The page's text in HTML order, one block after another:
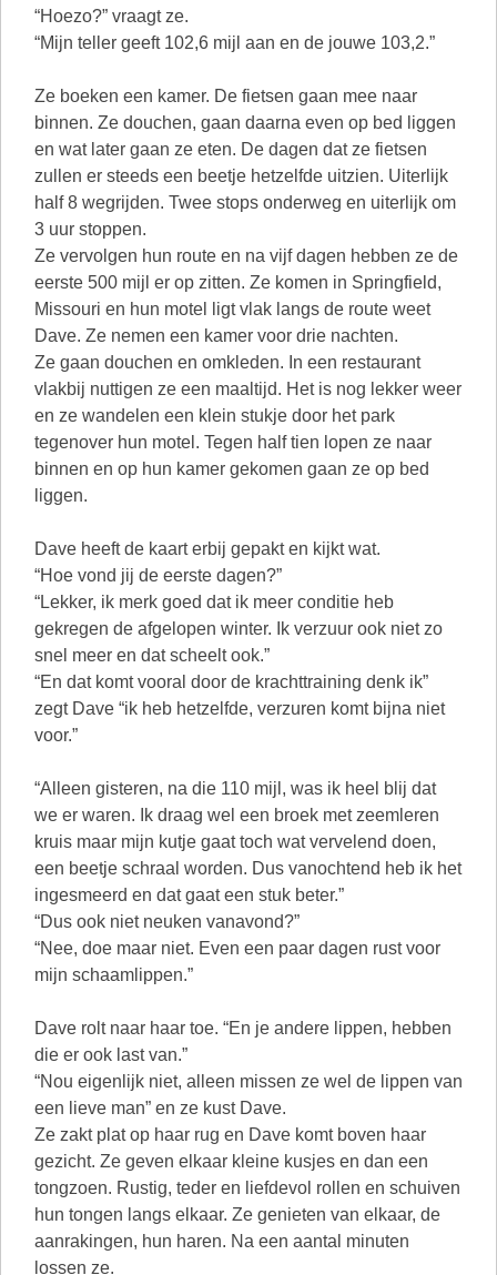
“Hoezo?” vraagt ze.
“Mijn teller geeft 102,6 mijl aan en de jouwe 103,2.”
Ze boeken een kamer. De fietsen gaan mee naar
binnen. Ze douchen, gaan daarna even op bed liggen
en wat later gaan ze eten. De dagen dat ze fietsen
zullen er steeds een beetje hetzelfde uitzien. Uiterlijk
half 8 wegrijden. Twee stops onderweg en uiterlijk om
3 uur stoppen.
Ze vervolgen hun route en na vijf dagen hebben ze de
eerste 500 mijl er op zitten. Ze komen in Springfield,
Missouri en hun motel ligt vlak langs de route weet
Dave. Ze nemen een kamer voor drie nachten.
Ze gaan douchen en omkleden. In een restaurant
vlakbij nuttigen ze een maaltijd. Het is nog lekker weer
en ze wandelen een klein stukje door het park
tegenover hun motel. Tegen half tien lopen ze naar
binnen en op hun kamer gekomen gaan ze op bed
liggen.
Dave heeft de kaart erbij gepakt en kijkt wat.
“Hoe vond jij de eerste dagen?”
“Lekker, ik merk goed dat ik meer conditie heb
gekregen de afgelopen winter. Ik verzuur ook niet zo
snel meer en dat scheelt ook.”
“En dat komt vooral door de krachttraining denk ik”
zegt Dave “ik heb hetzelfde, verzuren komt bijna niet
voor.”
“Alleen gisteren, na die 110 mijl, was ik heel blij dat
we er waren. Ik draag wel een broek met zeemleren
kruis maar mijn kutje gaat toch wat vervelend doen,
een beetje schraal worden. Dus vanochtend heb ik het
ingesmeerd en dat gaat een stuk beter.”
“Dus ook niet neuken vanavond?”
“Nee, doe maar niet. Even een paar dagen rust voor
mijn schaamlippen.”
Dave rolt naar haar toe. “En je andere lippen, hebben
die er ook last van.”
“Nou eigenlijk niet, alleen missen ze wel de lippen van
een lieve man” en ze kust Dave.
Ze zakt plat op haar rug en Dave komt boven haar
gezicht. Ze geven elkaar kleine kusjes en dan een
tongzoen. Rustig, teder en liefdevol rollen en schuiven
hun tongen langs elkaar. Ze genieten van elkaar, de
aanrakingen, hun haren. Na een aantal minuten
lossen ze.